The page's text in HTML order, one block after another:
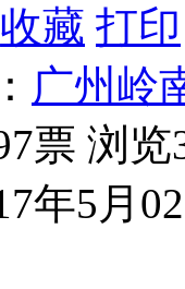
收藏 打印
广州岭
票 浏览
年5月